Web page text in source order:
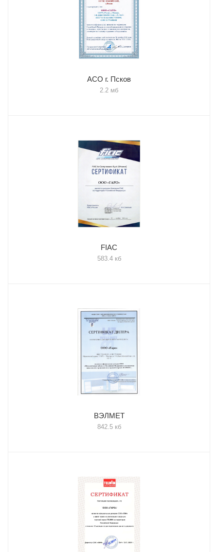
АСО г. Псков
2.2 мб
FIAC
583.4 кб
ВЭЛМЕТ
842.5 кб